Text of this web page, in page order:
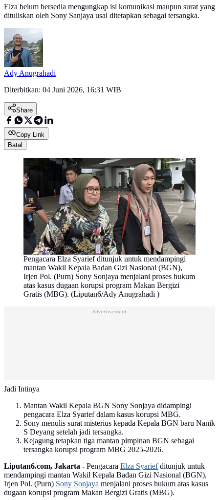
Elza belum bersedia mengungkap isi komunikasi maupun surat yang
dituliskan oleh Sony Sanjaya usai ditetapkan sebagai tersangka.
Ady Anugrahadi
Diterbitkan: 04 Juni 2026, 16:31 WIB
Share
Copy Link
Batal
Pengacara Elza Syarief ditunjuk untuk mendampingi
mantan Wakil Kepala Badan Gizi Nasional (BGN),
Irjen Pol. (Purn) Sony Sonjaya menjalani proses hukum
atas kasus dugaan korupsi program Makan Bergizi
Gratis (MBG). (Liputan6/Ady Anugrahadi )
Advertisement
Jadi Intinya
Mantan Wakil Kepala BGN Sony Sonjaya didampingi
pengacara Elza Syarief dalam kasus korupsi MBG.
Sony menulis surat misterius kepada Kepala BGN baru Nanik
S Deyang setelah jadi tersangka.
Kejagung tetapkan tiga mantan pimpinan BGN sebagai
tersangka korupsi program MBG 2025-2026.
Liputan6.com, Jakarta - Pengacara Elza Syariefditunjuk untuk
mendampingi mantan Wakil Kepala Badan Gizi Nasional (BGN),
Irjen Pol. (Purn) Sony Sonjaya menjalani proses hukum atas kasus
dugaan korupsi program Makan Bergizi Gratis (MBG).